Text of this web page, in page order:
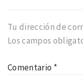
Tu dirección de
Los campos
Comentario *